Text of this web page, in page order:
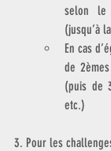
selon le
(jusqu’à
En cas
de
(puis de
etc.)
3. Pour les